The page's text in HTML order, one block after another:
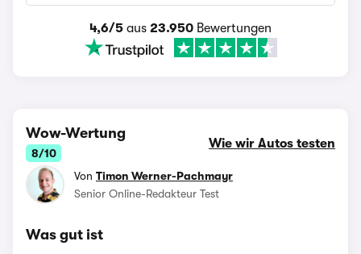
4,6/5 aus 23.950 Bewertungen
Wow-Wertung
8/10
Wie wir Autos testen
Von Timon Werner-Pachmayr
Senior Online-Redakteur Test
Was gut ist